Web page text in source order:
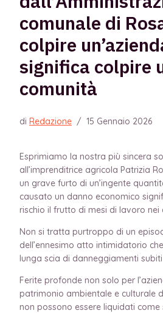
comunale di
colpire
significa colpire
comunità
di Redazione / 15 Gennaio 2026
Esprimiamo la nostra più sincera
all’imprenditrice agricola Patrizia
un grave furto di un’ingente
causato un danno economico
rischio il frutto di mesi di lavoro nei
Non si tratta purtroppo di un
dell’ennesimo atto intimidatorio
lunga scia di danneggiamenti
Ferite profonde non solo per
patrimonio ambientale e culturale
non possono essere liquidati come